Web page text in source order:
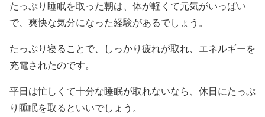
たっぷり睡眠を取った朝は、体が軽くて元気がいっぱい
で、爽快な気分になった経験があるでしょう。
たっぷり寝ることで、しっかり疲れが取れ、エネルギーを
充電されたのです。
平日は忙しくて十分な睡眠が取れないなら、休日にたっぷ
り睡眠を取るといいでしょう。